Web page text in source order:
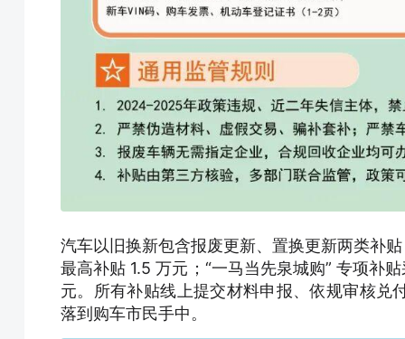
汽车以旧换新包含报废更新、置换更新两类补
最高补贴 1.5 万元；“一马当先泉城购” 专项补
元。所有补贴线上提交材料申报、依规审核兑
落到购车市民手中。